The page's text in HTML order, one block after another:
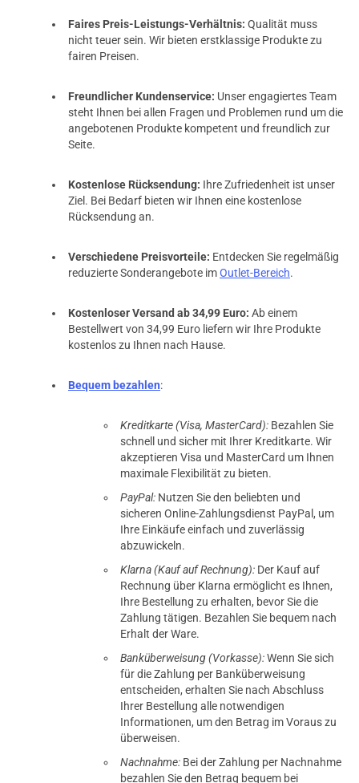
Faires Preis-Leistungs-Verhältnis: Qualität muss
nicht teuer sein. Wir bieten erstklassige Produkte zu
fairen Preisen.
Freundlicher Kundenservice: Unser engagiertes Team
steht Ihnen bei allen Fragen und Problemen rund um die
angebotenen Produkte kompetent und freundlich zur
Seite.
Kostenlose Rücksendung: Ihre Zufriedenheit ist unser
Ziel. Bei Bedarf bieten wir Ihnen eine kostenlose
Rücksendung an.
Verschiedene Preisvorteile: Entdecken Sie regelmäßig
reduzierte Sonderangebote imOutlet-Bereich.
Kostenloser Versand ab 34,99 Euro: Ab einem
Bestellwert von 34,99 Euro liefern wir Ihre Produkte
kostenlos zu Ihnen nach Hause.
Bequem bezahlen:
Kreditkarte (Visa, MasterCard): Bezahlen Sie
schnell und sicher mit Ihrer Kreditkarte. Wir
akzeptieren Visa und MasterCard um Ihnen
maximale Flexibilität zu bieten.
PayPal: Nutzen Sie den beliebten und
sicheren Online-Zahlungsdienst PayPal, um
Ihre Einkäufe einfach und zuverlässig
abzuwickeln.
Klarna (Kauf auf Rechnung): Der Kauf auf
Rechnung über Klarna ermöglicht es Ihnen,
Ihre Bestellung zu erhalten, bevor Sie die
Zahlung tätigen. Bezahlen Sie bequem nach
Erhalt der Ware.
Banküberweisung (Vorkasse):Wenn Sie sich
für die Zahlung per Banküberweisung
entscheiden, erhalten Sie nach Abschluss
Ihrer Bestellung alle notwendigen
Informationen, um den Betrag im Voraus zu
überweisen.
Nachnahme: Bei der Zahlung per Nachnahme
bezahlen Sie den Betrag bequem bei